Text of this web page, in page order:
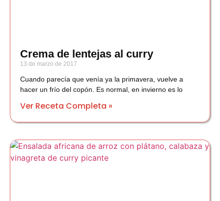
Crema de lentejas al curry
13 de marzo de 2017
Cuando parecía que venía ya la primavera, vuelve a
hacer un frío del copón. Es normal, en invierno es lo
Ver Receta Completa »